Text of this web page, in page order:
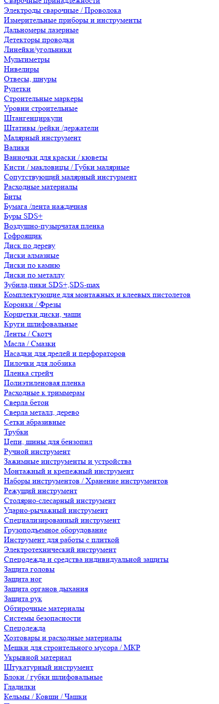
Электроды сварочные / Проволока
Измерительные приборы и инструменты
Дальномеры лазерные
Детекторы проводки
Линейки/угольники
Мультиметры
Нивелиры
Отвесы, шнуры
Рулетки
Строительные маркеры
Уровни строительные
Штангенциркули
Штативы /рейки /держатели
Малярный инструмент
Валики
Ванночки для краски / кюветы
Кисти / макловицы / Губки малярные
Сопутствующий малярный инстурмент
Расходные материалы
Биты
Бумага /лента наждачная
Буры SDS+
Воздушно-пузырчатая пленка
Гофроящик
Диск по дереву
Диски алмазные
Диски по камню
Диски по металлу
Зубила,пики SDS+,SDS-max
Комплектующие для монтажных и клеевых пистолетов
Коронки / Фрезы
Корщетки диски, чаши
Круги шлифовальные
Ленты / Скотч
Масла / Смазки
Насадки для дрелей и перфораторов
Пилочки для лобзика
Пленка стрейч
Полиэтиленовая пленка
Расходные к триммерам
Сверла бетон
Сверла металл, дерево
Сетки абразивные
Трубки
Цепи, шины для бензопил
Ручной инструмент
Зажимные инструменты и устройства
Монтажный и крепежный инструмент
Наборы инструментов / Хранение инструментов
Режущий инструмент
Столярно-слесарный инструмент
Ударно-рычажный инструмент
Специализированный инструмент
Грузоподъемное оборудование
Инструмент для работы с плиткой
Электротехнический инструмент
Спецодежда и средства индивидуальной защиты
Защита головы
Защита ног
Защита органов дыхания
Защита рук
Обтирочные материалы
Системы безопасности
Спецодежда
Хозтовары и расходные материалы
Мешки для строительного мусора / МКР
Укрывной материал
Штукатурный инструмент
Блоки / губки шлифовальные
Гладилки
Кельмы / Ковши / Чашки